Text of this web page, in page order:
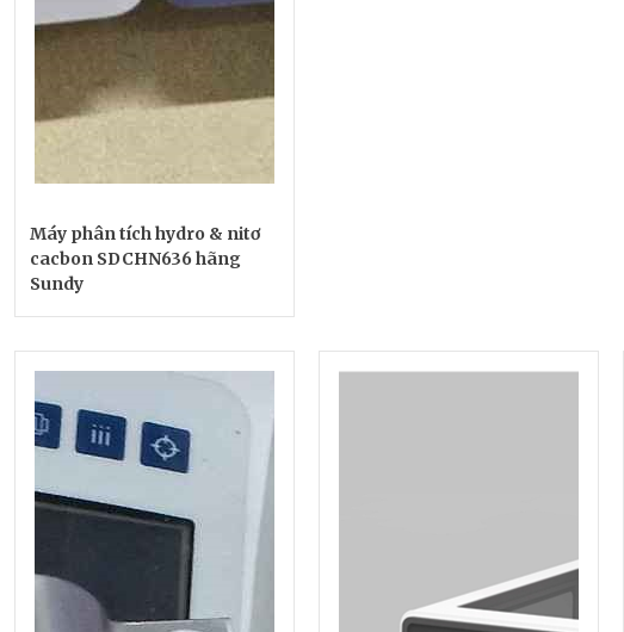
Máy phân tích hydro & nitơ
cacbon SDCHN636 hãng
Sundy